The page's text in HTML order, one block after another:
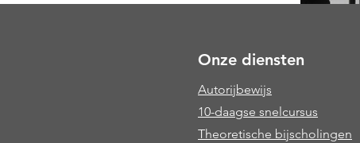
Onze diensten
Autorijbewijs
10-daagse snelcursus
Theoretische bijscholingen